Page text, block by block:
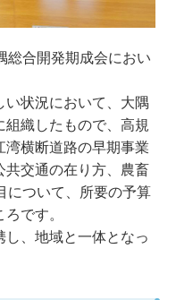
総合開発期成会におい
い状況において、大隅
織したもので、高規
湾横断道路の早期事業
共交通の在り方、農畜
について、所要の予算
です。
、地域と一体となっ